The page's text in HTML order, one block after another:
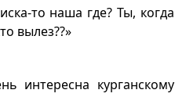
то наша где? Ты, когда
вылез??»
интересна курганскому